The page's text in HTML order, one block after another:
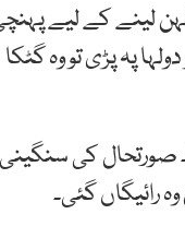
لینے کے لیے
پہ پڑی تو وہ گٹکا
صورتحال کی سنگینی
رائیگاں گئی۔